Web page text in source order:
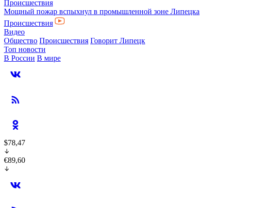
Происшествия
Мощный пожар вспыхнул в промышленной зоне Липецка
Происшествия
Видео
Общество Происшествия Говорит Липецк
Топ новости
В России В мире
$78,47
€89,60